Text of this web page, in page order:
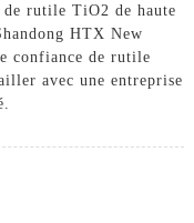
rutile TiO2 de haute
HTX New
confiance de rutile
avec une entreprise